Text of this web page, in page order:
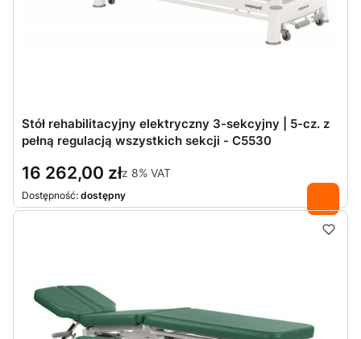
Stół rehabilitacyjny elektryczny 3-sekcyjny | 5-cz. z
pełną regulacją wszystkich sekcji - C5530
16 262,00 złz 8% VAT
Dostępność: dostępny